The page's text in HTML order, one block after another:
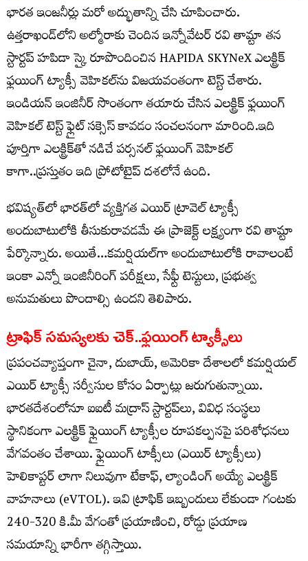
భారత ఇంజనీర్లు మరో అద్భుతాన్ని చేసి చూపించారు.
ఉత్తరాఖండ్‌లోని అల్మోరాకు చెందిన ఇన్నోవేటర్‌ రవి తామ్టా తన
స్టార్టప్‌ హపిడా స్కై రూపొందించిన HAPIDA SKYNeX ఎలక్ట్రిక్‌
ఫ్లయింగ్‌ ట్యాక్సీ వెహికల్‌ను విజయవంతంగా టెస్ట్‌ చేశారు.
ఇండియన్‌ ఇంజినీర్‌ సొంతంగా తయారు చేసిన ఎలక్ట్రిక్‌ ఫ్లయింగ్‌
వెహికల్‌ టెస్ట్‌ ఫ్లైట్‌ సక్సెస్‌ కావడం సంచలనంగా మారింది.ఇది
పూర్తిగా ఎలక్ట్రిక్‌తో నడిచే పర్సనల్‌ ఫ్లయింగ్‌ వెహికల్‌
కాగా..ప్రస్తుతం ఇది ప్రోటోటైప్‌ దశలోనే ఉంది.
భవిష్యత్‌లో భారత్‌లో వ్యక్తిగత ఎయిర్‌ ట్రావెల్‌ ట్యాక్సీ
అందుబాటులోకి తీసుకురావడమే ఈ ప్రాజెక్ట్‌ లక్ష్యంగా రవి తామ్టా
పేర్కొన్నారు. అయితే…కమర్షియల్‌గా అందుబాటులోకి రావాలంటే
ఇంకా ఎన్నో ఇంజినీరింగ్‌ పరీక్షలు, సేఫ్టీ టెస్టులు, ప్రభుత్వ
అనుమతులు పొందాల్సి ఉందని తెలిపారు.
ట్రాఫిక్ సమస్యలకు చెక్..ఫ్లయింగ్ ట్యాక్సీలు
ప్రపంచవ్యాప్తంగా చైనా, దుబాయ్, అమెరికా దేశాలలో కమర్షియల్
ఎయిర్ ట్యాక్సీ సర్వీసుల కోసం ఏర్పాట్లు జరుగుతున్నాయి.
భారతదేశంలోనూ ఐఐటీ మద్రాస్ స్టార్టప్‌లు, వివిధ సంస్థలు
స్థానికంగా ఎలక్ట్రిక్ ఫ్లైయింగ్ ట్యాక్సీల రూపకల్పనపై పరిశోధనలు
వేగవంతం చేశాయి. ఫ్లైయింగ్ టాక్సీలు (ఎయిర్ ట్యాక్సీలు)
హెలికాప్టర్ లాగా నిలువుగా టేకాఫ్, ల్యాండింగ్ అయ్యే ఎలక్ట్రిక్
వాహనాలు (eVTOL). ఇవి ట్రాఫిక్ ఇబ్బందులు లేకుండా గంటకు
240-320 కి.మీ వేగంతో ప్రయాణించి, రోడ్డు ప్రయాణ
సమయాన్ని భారీగా తగ్గిస్తాయి.